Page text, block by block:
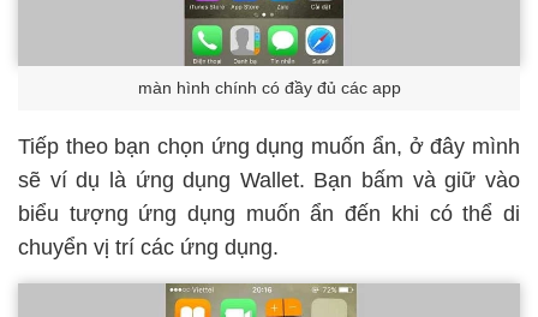
màn hình chính có đầy đủ các app
Tiếp theo bạn chọn ứng dụng muốn ẩn, ở đây mình
sẽ ví dụ là ứng dụng Wallet. Bạn bấm và giữ vào
biểu tượng ứng dụng muốn ẩn đến khi có thể di
chuyển vị trí các ứng dụng.